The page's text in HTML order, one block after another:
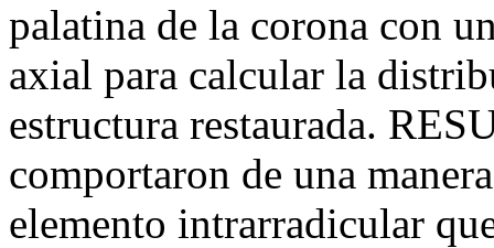
palatina de la corona con
axial para calcular la
estructura restaurada.
comportaron de una
elemento intrarradicular